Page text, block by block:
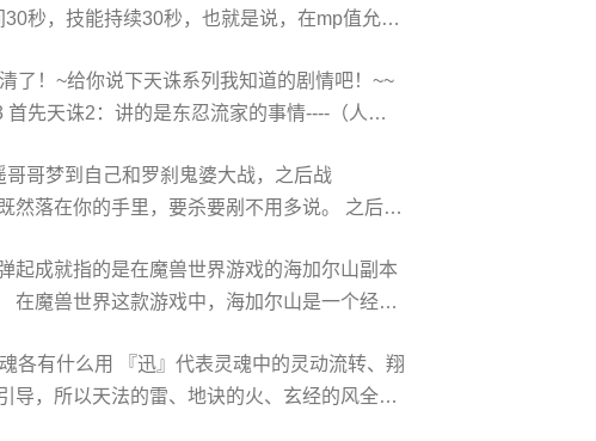
不对，就一定要挺身而出
秒，技能持续30秒，也就是说，在mp值允许
明显，同时还可以对暴击伤害有一个加成，
能！ ①、**的群攻技能
了！~给你说下天诛系列我知道的剧情吧！~~
先天诛2：讲的是东忍流家的事情----（人物
字）给力丸，彩女，龙丸训话，叫他们好好
哥梦到自己和罗刹鬼婆大战，之后战
然落在你的手里，要杀要剐不用多说。 之后被
会遇到三个苗人，剧情就不多说了。接下来从
醉汉，可是醉汉却一定要酒。
起成就指的是在魔兽世界游戏的海加尔山副本
在魔兽世界这款游戏中，海加尔山是一个经典
任务目标。这一成就不仅考验玩家的操作技
。 要完成海山弹起成就
各有什么用 『迅』代表灵魂中的灵动流转、翔
导，所以天法的雷、地诀的火、玄经的风全部